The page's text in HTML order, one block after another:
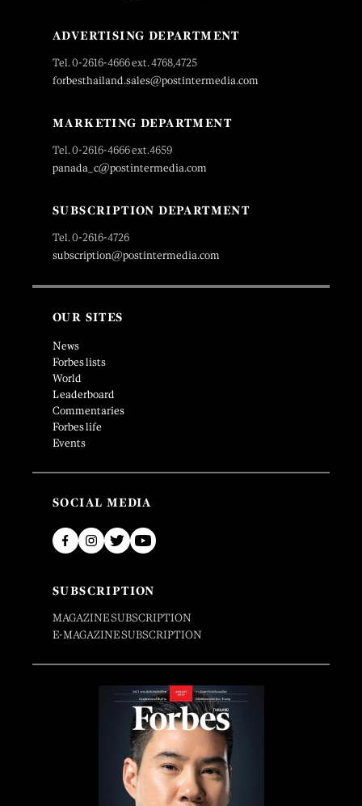
ADVERTISING DEPARTMENT
Tel. 0-2616-4666 ext. 4768,4725
forbesthailand.sales@postintermedia.com
MARKETING DEPARTMENT
Tel. 0-2616-4666 ext.4659
panada_c@postintermedia.com
SUBSCRIPTION DEPARTMENT
Tel. 0-2616-4726
subscription@postintermedia.com
OUR SITES
News
Forbes lists
World
Leaderboard
Commentaries
Forbes life
Events
SOCIAL MEDIA
SUBSCRIPTION
MAGAZINE SUBSCRIPTION
E-MAGAZINE SUBSCRIPTION